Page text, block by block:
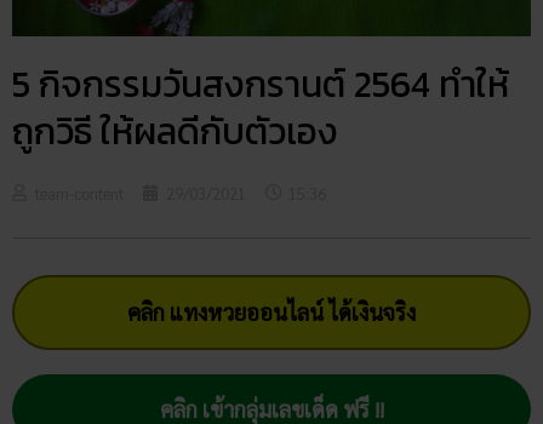
5 กิจกรรมวันสงกรานต์ 2564 ทำให้
ถูกวิธี ให้ผลดีกับตัวเอง
คลิก แทงหวยออนไลน์ ได้เงินจริง
คลิก เข้ากลุ่มเลขเด็ด ฟรี !!